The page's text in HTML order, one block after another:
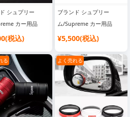
シュプリー
カー用品
税込)
ブランド シュプリー
ム/Supreme カー用品
¥5,500(税込)
る よく売れる